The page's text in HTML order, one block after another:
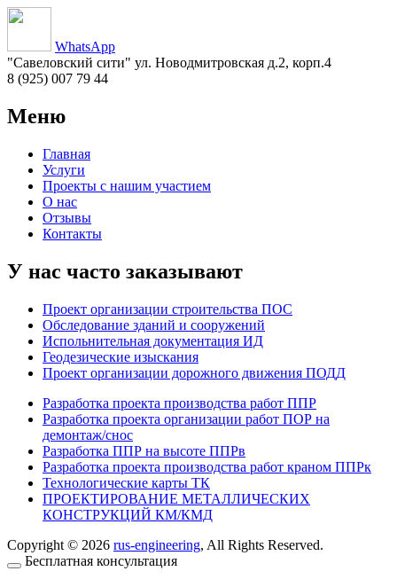
WhatsApp
"Савеловский сити" ул. Новодмитровская д.2, корп.4
8 (925) 007 79 44
Меню
Главная
Услуги
Проекты с нашим участием
О нас
Отзывы
Контакты
У нас часто заказывают
Проект организации строительства ПОС
Обследование зданий и сооружений
Испольнительная документация ИД
Геодезические изыскания
Проект организации дорожного движения ПОДД
Разработка проекта производства работ ППР
Разработка проекта организации работ ПОР на
демонтаж/снос
Разработка ППР на высоте ППРв
Разработка проекта производства работ краном ППРк
Технологические карты ТК
ПРОЕКТИРОВАНИЕ МЕТАЛЛИЧЕСКИХ
КОНСТРУКЦИЙ КМ/КМД
Copyright © 2026 rus-engineering, All Rights Reserved.
Бесплатная консультация